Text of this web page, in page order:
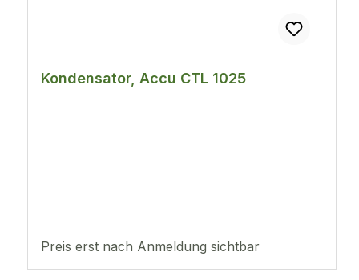
Kondensator, Accu CTL 1025
Preis erst nach Anmeldung sichtbar